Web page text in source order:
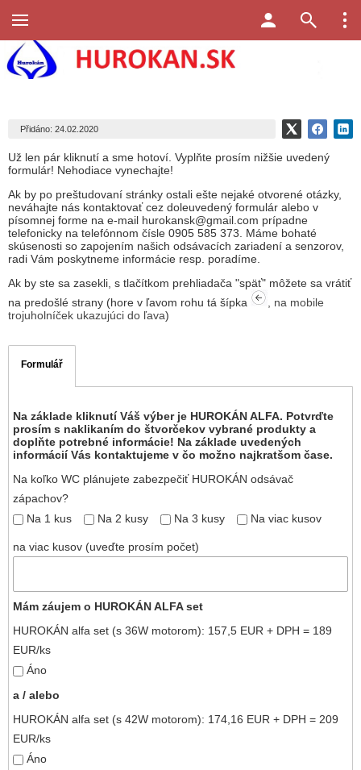
Přidáno: 24.02.2020
Už len pár kliknutí a sme hotoví. Vyplňte prosím nižšie uvedený
formulár! Nehodiace vynechajte!
Ak by po preštudovaní stránky ostali ešte nejaké otvorené otázky,
neváhajte nás kontaktovať cez doleuvedený formulár alebo v
písomnej forme na e-mail hurokansk@gmail.com prípadne
telefonicky na telefónnom čísle 0905 585 373. Máme bohaté
skúsenosti so zapojením našich odsávacích zariadení a senzorov,
radi Vám poskytneme informácie resp. poradíme.
Ak by ste sa zasekli, s tlačítkom prehliadača "späť" môžete sa vrátiť
na predošlé strany (hore v ľavom rohu tá šípka
, na mobile
trojuholníček ukazujúci do ľava)
Formulář
Na základe kliknutí Váš výber je HUROKÁN ALFA. Potvrďte
prosím s naklikaním do štvorčekov vybrané produkty a
doplňte potrebné informácie! Na základe uvedených
informácií Vás kontaktujeme v čo možno najkratšom čase.
Na koľko WC plánujete zabezpečiť HUROKÁN odsávač
zápachov?
Na 1 kus
Na 2 kusy Na 3 kusy Na viac kusov
na viac kusov (uveďte prosím počet)
Mám záujem o HUROKÁN ALFA set
HUROKÁN alfa set (s 36W motorom): 157,5 EUR + DPH = 189
EUR/ks
Áno
a / alebo
HUROKÁN alfa set (s 42W motorom): 174,16 EUR + DPH = 209
EUR/ks
Áno